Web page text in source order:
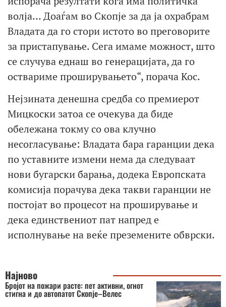
волја… Доаѓам во Скопје за да ја охрабрам
Владата да го стори истото во преговорите
за пристапување. Сега имаме можност, што
се случува еднаш во генерацијата, да го
оствариме проширувањето“, порача Кос.
Нејзината денешна средба со премиерот
Мицкоски затоа се очекува да биде
обележана токму со ова клучно
несогласување: Владата бара гаранции дека
по уставните измени нема да следуваат
нови бугарски барања, додека Европската
комисија порачува дека такви гаранции не
постојат во процесот на проширување и
дека единствениот пат напред е
исполнување на веќе преземените обврски.
Најново
Бројот на пожари расте: пет активни, огнот
стигна и до автопатот Скопје–Велес